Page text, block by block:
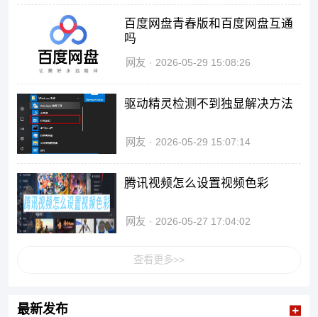
百度网盘青春版和百度网盘互通
吗
网友 2026-05-29 15:08:26
驱动精灵检测不到独显解决方法
网友 2026-05-29 15:07:14
腾讯视频怎么设置视频色彩
网友 2026-05-27 17:04:02
查看更多>>
最新发布